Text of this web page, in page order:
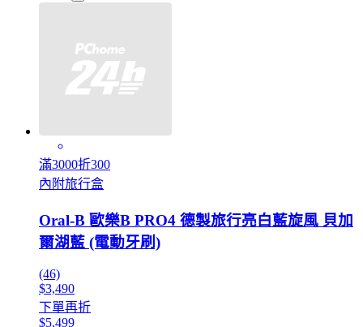
滿3000折300
內附旅行盒
Oral-B 歐樂B PRO4 德製旅行亮白藍旋風 貝加
爾湖藍 (電動牙刷)
(46)
$3,490
下單再折
$5,499